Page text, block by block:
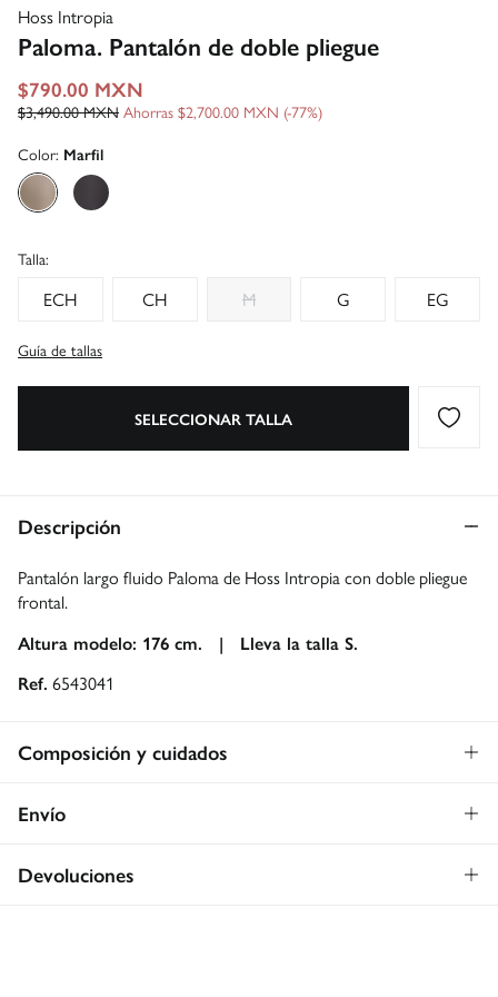
Hoss Intropia
Paloma. Pantalón de doble pliegue
$790.00 MXN
$3,490.00 MXN Ahorras $2,700.00 MXN 77
Color: Marfil
Talla:
ECH CH M G EG
Guía de tallas
SELECCIONAR TALLA
Descripción
Pantalón largo fluido Paloma de Hoss Intropia con doble pliegue
frontal.
Altura modelo: 176 cm. | Lleva la talla S.
Ref. 6543041
Composición y cuidados
Composición
Envío
Envío a tienda: 2-5 días. Gratis
* Toda la República Mexicana.
Devoluciones